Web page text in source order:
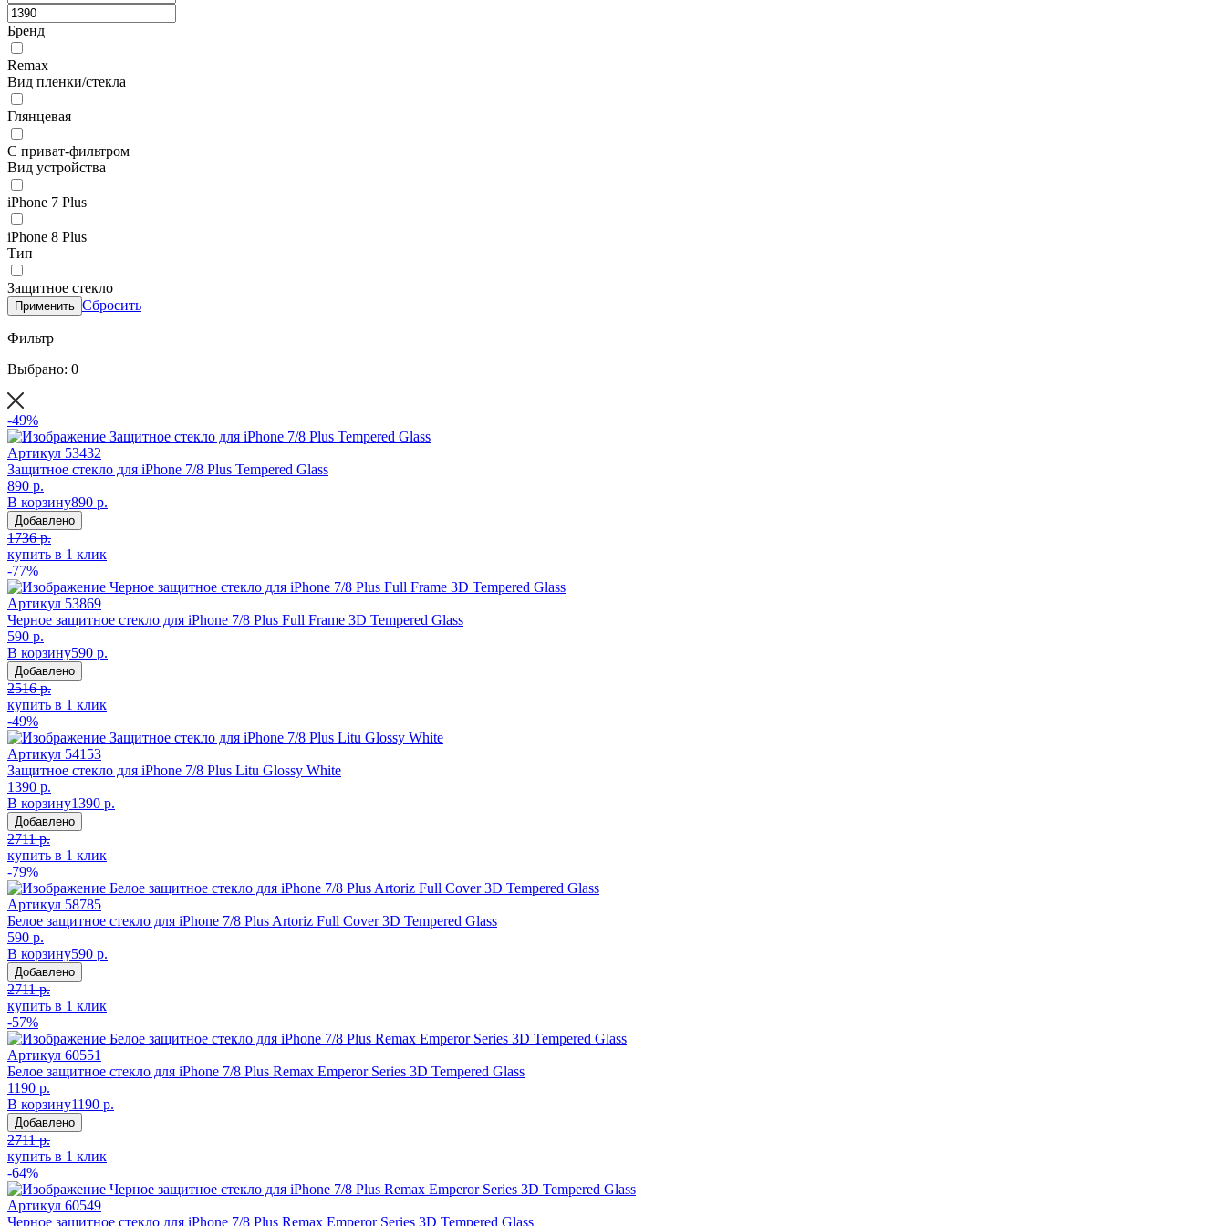
Бренд
Remax
Вид пленки/стекла
Глянцевая
С приват-фильтром
Вид устройства
iPhone 7 Plus
iPhone 8 Plus
Тип
Защитное стекло
Применить Сбросить
Фильтр
Выбрано: 0
-49%
Артикул 53432
Защитное стекло для iPhone 7/8 Plus Tempered Glass
890 р.
В корзину890 р.
Добавлено
1736 р.
купить в 1 клик
-77%
Артикул 53869
Черное защитное стекло для iPhone 7/8 Plus Full Frame 3D Tempered Glass
590 р.
В корзину590 р.
Добавлено
2516 р.
купить в 1 клик
-49%
Артикул 54153
Защитное стекло для iPhone 7/8 Plus Litu Glossy White
1390 р.
В корзину1390 р.
Добавлено
2711 р.
купить в 1 клик
-79%
Артикул 58785
Белое защитное стекло для iPhone 7/8 Plus Artoriz Full Cover 3D Tempered Glass
590 р.
В корзину590 р.
Добавлено
2711 р.
купить в 1 клик
-57%
Артикул 60551
Белое защитное стекло для iPhone 7/8 Plus Remax Emperor Series 3D Tempered Glass
1190 р.
В корзину1190 р.
Добавлено
2711 р.
купить в 1 клик
-64%
Артикул 60549
Черное защитное стекло для iPhone 7/8 Plus Remax Emperor Series 3D Tempered Glass